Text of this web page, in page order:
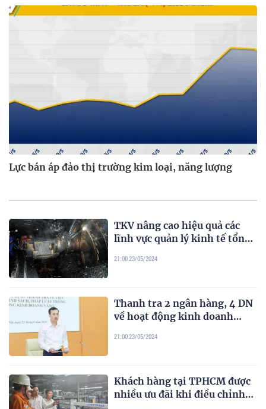
Lực bán áp đảo thị trường kim loại, năng lượng
TKV nâng cao hiệu quả các
lĩnh vực quản lý kinh tế tổng
21:00 23/05/2024
Thanh tra 2 ngân hàng, 4 DN
về hoạt động kinh doanh
21:00 23/05/2024
Khách hàng tại TPHCM được
nhiều ưu đãi khi điều chỉnh